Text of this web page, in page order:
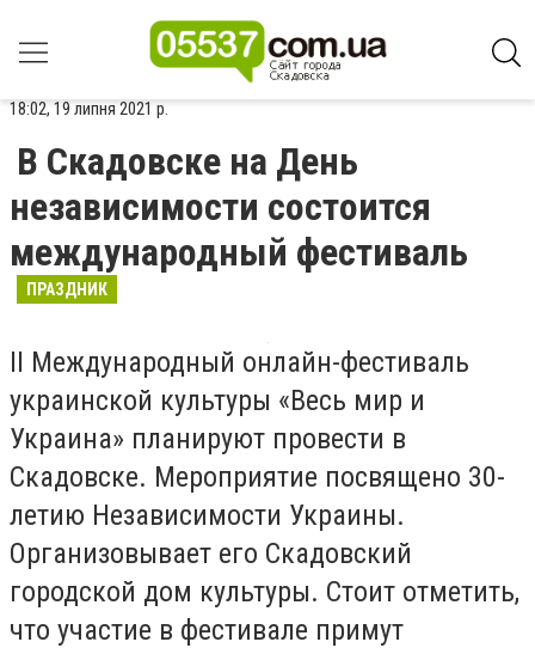
18:02, 19 липня 2021 р.
В Скадовске на День
независимости состоится
международный фестиваль
ПРАЗДНИК
ІІ Международный онлайн-фестиваль
украинской культуры «Весь мир и
Украина» планируют провести в
Скадовске. Мероприятие посвящено 30-
летию Независимости Украины.
Организовывает его Скадовский
городской дом культуры. Стоит отметить,
что участие в фестивале примут